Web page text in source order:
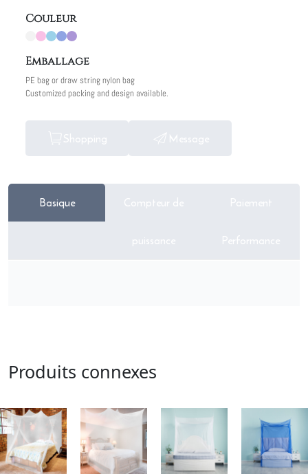
Couleur
Emballage
PE bag or draw string nylon bag
Customized packing and design available.
Shopping Message
Basique Compteur de
puissance
Paiement
Performance
Produits connexes